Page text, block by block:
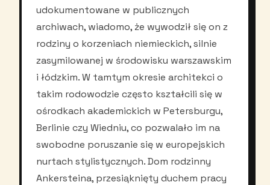
udokumentowane w publicznych
archiwach, wiadomo, że wywodził się on z
rodziny o korzeniach niemieckich, silnie
zasymilowanej w środowisku warszawskim
i łódzkim. W tamtym okresie architekci o
takim rodowodzie często kształcili się w
ośrodkach akademickich w Petersburgu,
Berlinie czy Wiedniu, co pozwalało im na
swobodne poruszanie się w europejskich
nurtach stylistycznych. Dom rodzinny
Ankersteina, przesiąknięty duchem pracy